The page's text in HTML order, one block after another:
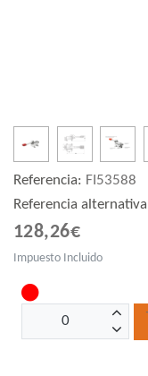
Referencia: FI53588
Referencia
128,26€
Impuesto Incluido